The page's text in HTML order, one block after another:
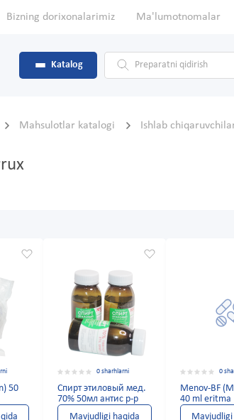
Bizning dorixonalarimiz Ma'lumotnomalar
Katalog
Mahsulotlar katalogi Ishlab
50
0 sharhlarni
Спирт этиловый мед.
70% 50мл антис р-р
Mavjudligi haqida
0
Menov-BF
40 ml eritma
Mavjudligi